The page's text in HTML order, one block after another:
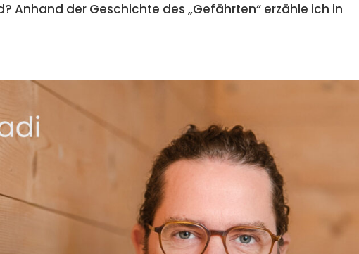
Anhand der Geschichte des „Gefährten“ erzähle ich in